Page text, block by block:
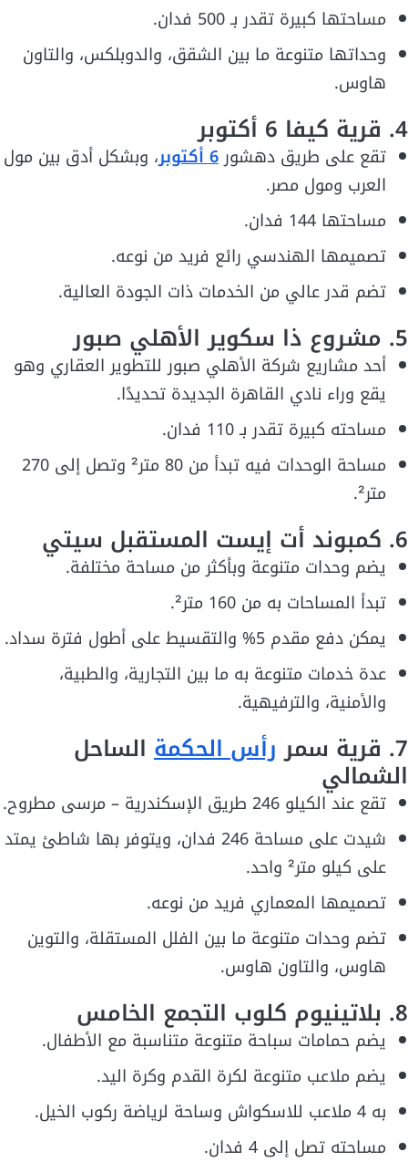
مساحتها كبيرة تقدر بـ 500 فدان.
وحداتها متنوعة ما بين الشقق، والدوبلكس، والتاون
هاوس.
4. قرية كيفا 6 أكتوبر
تقع على طريق دهشور6 أكتوبر
، وبشكل أدق بين مول
العرب ومول مصر.
مساحتها 144 فدان.
تصميمها الهندسي رائع فريد من نوعه.
تضم قدر عالي من الخدمات ذات الجودة العالية.
5. مشروع ذا سكوير الأهلي صبور
أحد مشاريع شركة الأهلي صبور للتطوير العقاري وهو
يقع وراء نادي القاهرة الجديدة تحديدًا.
مساحته كبيرة تقدر بـ 110 فدان.
مساحة الوحدات فيه تبدأ من 80 متر² وتصل إلى 270
متر².
6. كمبوند أت إيست المستقبل سيتي
يضم وحدات متنوعة وبأكثر من مساحة مختلفة.
تبدأ المساحات به من 160 متر².
يمكن دفع مقدم 5% والتقسيط على أطول فترة سداد.
عدة خدمات متنوعة به ما بين التجارية، والطبية،
والأمنية، والترفيهية.
7. قرية سمر رأس الحكمة الساحل
الشمالي
تقع عند الكيلو 246 طريق الإسكندرية – مرسى مطروح.
شيدت على مساحة 246 فدان، ويتوفر بها شاطئ يمتد
على كيلو متر² واحد.
تصميمها المعماري فريد من نوعه.
تضم وحدات متنوعة ما بين الفلل المستقلة، والتوين
هاوس، والتاون هاوس.
8. بلاتينيوم كلوب التجمع الخامس
يضم حمامات سباحة متنوعة متناسبة مع الأطفال.
يضم ملاعب متنوعة لكرة القدم وكرة اليد.
به 4 ملاعب للاسكواش وساحة لرياضة ركوب الخيل.
مساحته تصل إلى 4 فدان.